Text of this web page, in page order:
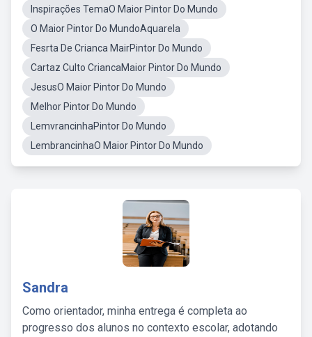
Inspirações TemaO Maior Pintor Do Mundo
O Maior Pintor Do MundoAquarela
Fesrta De Crianca MairPintor Do Mundo
Cartaz Culto CriancaMaior Pintor Do Mundo
JesusO Maior Pintor Do Mundo
Melhor Pintor Do Mundo
LemvrancinhaPintor Do Mundo
LembrancinhaO Maior Pintor Do Mundo
Sandra
Como orientador, minha entrega é completa ao
progresso dos alunos no contexto escolar, adotando